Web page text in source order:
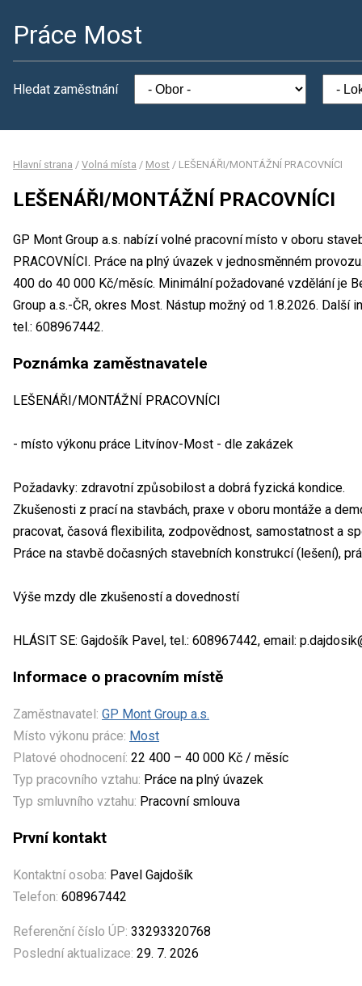
Práce Most
Hledat zaměstnání
Hlavní strana / Volná místa / Most / LEŠENÁŘI/MONTÁŽNÍ PRACOVNÍCI
LEŠENÁŘI/MONTÁŽNÍ PRACOVNÍCI
GP Mont Group a.s. nabízí volné pracovní místo v oboru
PRACOVNÍCI. Práce na plný úvazek v jednosměnném
400 do 40 000 Kč/měsíc. Minimální požadované vzdělání je
Group a.s.-ČR, okres Most. Nástup možný od 1.8.2026. Další
tel.: 608967442.
Poznámka zaměstnavatele
LEŠENÁŘI/MONTÁŽNÍ PRACOVNÍCI
- místo výkonu práce Litvínov-Most - dle zakázek
Požadavky: zdravotní způsobilost a dobrá fyzická kondice.
Zkušenosti z prací na stavbách, praxe v oboru montáže a
pracovat, časová flexibilita, zodpovědnost, samostatnost a
Práce na stavbě dočasných stavebních konstrukcí (lešení),
Výše mzdy dle zkušeností a dovedností
HLÁSIT SE: Gajdošík Pavel, tel.: 608967442, email:
Informace o pracovním místě
Zaměstnavatel: GP Mont Group a.s.
Místo výkonu práce: Most
Platové ohodnocení: 22 400 – 40 000 Kč / měsíc
Typ pracovního vztahu: Práce na plný úvazek
Typ smluvního vztahu: Pracovní smlouva
První kontakt
Kontaktní osoba: Pavel Gajdošík
Telefon: 608967442
Referenční číslo ÚP: 33293320768
Poslední aktualizace: 29. 7. 2026